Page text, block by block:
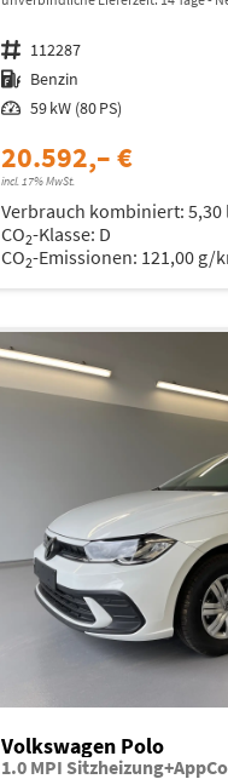
Fahrzeugnr. 112287
Kraftstoff Benzin
Leistung 59 kW (80 PS)
20.592,– €
incl. 17% MwSt.
Verbrauch kombiniert: 5,30
CO2-Klasse: D
CO2-Emissionen: 121,00 g/
Volkswagen Polo